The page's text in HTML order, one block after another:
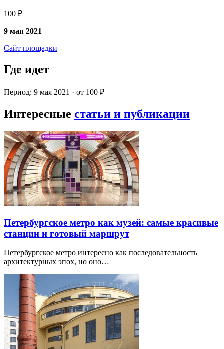
100 ₽
9 мая 2021
Сайт площадки
Где идет
Период: 9 мая 2021 · от 100 ₽
Интересные статьи и публикации
Петербургское метро как музей: самые красивые
станции и готовый маршрут
Петербургское метро интересно как последовательность
архитектурных эпох, но оно…